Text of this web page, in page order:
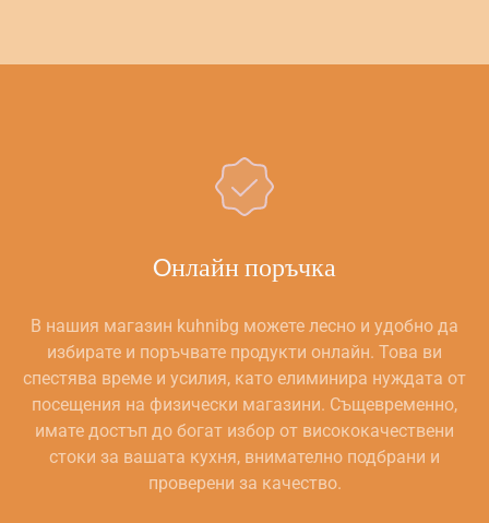
Oнлайн поръчка
В нашия магазин kuhnibg можете лесно и удобно да
избирате и поръчвате продукти онлайн. Това ви
спестява време и усилия, като елиминира нуждата от
посещения на физически магазини. Същевременно,
имате достъп до богат избор от висококачествени
стоки за вашата кухня, внимателно подбрани и
проверени за качество.